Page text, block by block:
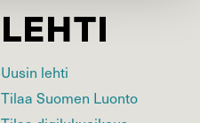
LEHTI
Uusin lehti
Tilaa Suomen Luonto